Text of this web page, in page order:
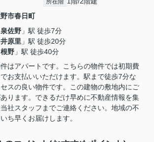
所在階
市春日町
泉佐野 」駅 徒歩7分
井原里 」駅 徒歩20分
根野 」駅 徒歩40分
はアパートです。こちらの物件では初期費
お支払いいただけます。駅まで徒歩7分な
スの良い物件です。この建物の敷地内にご
ります。できるだけ早めに不動産情報を集
社スタッフまでご連絡ください。地域の不
ち早くお届けします。